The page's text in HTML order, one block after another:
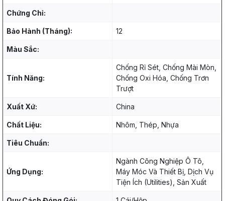
Chứng Chỉ:
Bảo Hành (Tháng): 12
Màu Sắc:
Tính Năng:
Chống Rỉ Sét, Chống Mài Mòn,
Chống Oxi Hóa, Chống Trơn
Trượt
Xuất Xứ: China
Chất Liệu: Nhôm, Thép, Nhựa
Tiêu Chuẩn:
Ứng Dụng:
Ngành Công Nghiệp Ô Tô,
Máy Móc Và Thiết Bị, Dịch Vụ
Tiện Ích (Utilities), Sản Xuất